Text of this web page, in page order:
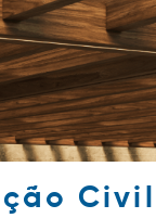
Civil